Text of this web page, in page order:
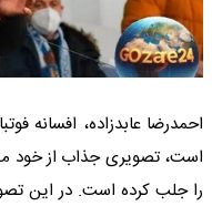
احمدرضا عابدزاده، افسانه
است، تصویری جذاب از خود
را جلب کرده است. در این